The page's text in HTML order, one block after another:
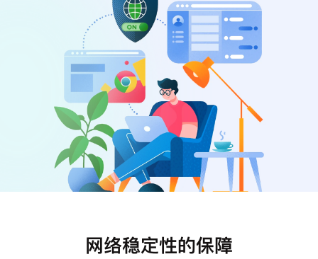
网络稳定性的保障